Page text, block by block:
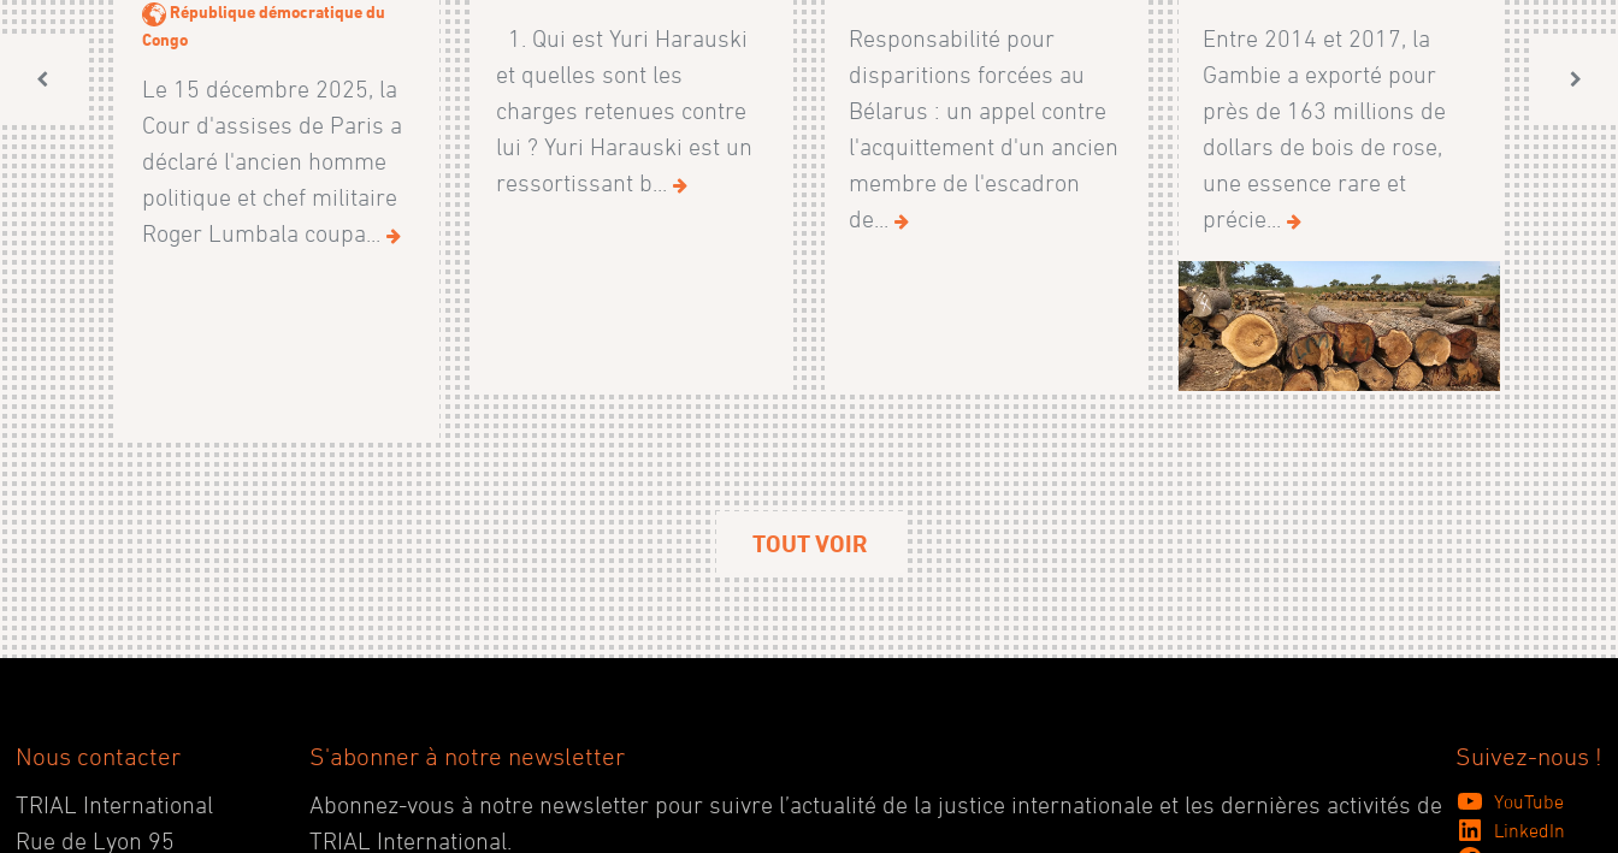
République démocratique du
Congo
Le 15 décembre 2025, la
Cour d'assises de Paris a
déclaré l'ancien homme
politique et chef militaire
Roger Lumbala coupa...
1. Qui est Yuri Harauski
et quelles sont les
charges retenues contre
lui ? Yuri Harauski est un
ressortissant b...
Responsabilité pour
disparitions forcées au
Bélarus : un appel contre
l'acquittement d'un ancien
membre de l'escadron
de...
Entre 2014 et 2017, la
Gambie a exporté pour
près de 163 millions de
dollars de bois de rose,
une essence rare et
précie...
TOUT VOIR
Nous contacter
TRIAL International
Rue de Lyon 95
S'abonner à notre newsletter
Abonnez-vous à notre newsletter pour suivre l’actualité de la justice internationale et les dernières activités de
TRIAL International.
Suivez-nous !
YouTube
LinkedIn